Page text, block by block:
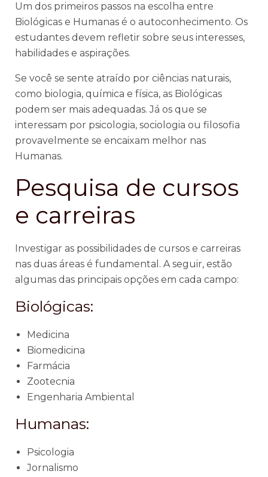
Um dos primeiros passos na escolha entre
Biológicas e Humanas é o autoconhecimento. Os
estudantes devem refletir sobre seus interesses,
habilidades e aspirações.
Se você se sente atraído por ciências naturais,
como biologia, química e física, as Biológicas
podem ser mais adequadas. Já os que se
interessam por psicologia, sociologia ou filosofia
provavelmente se encaixam melhor nas
Humanas.
Pesquisa de cursos
e carreiras
Investigar as possibilidades de cursos e carreiras
nas duas áreas é fundamental. A seguir, estão
algumas das principais opções em cada campo:
Biológicas:
Medicina
Biomedicina
Farmácia
Zootecnia
Engenharia Ambiental
Humanas:
Psicologia
Jornalismo